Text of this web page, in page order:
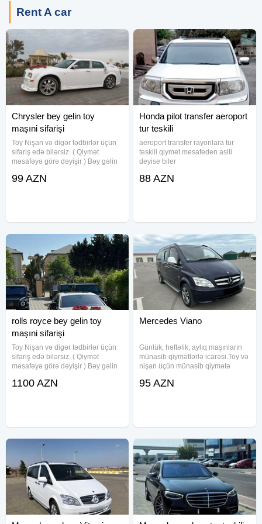
Rent A car
Chrysler bey gelin toy
maşıni sifarişi
Toy Nişan və digər tədbirlər üçün
sifariş edə bilərsiz. ( Qiymət
məsafəyə görə dəyişir ) Bəy gəlin
Körpələrin Doğum Evindən
99 AZN
Honda pilot transfer aeroport
tur teskili
aeroport transfer rayonlara tur
teskili qiymet mesafeden asili
deyise biler
88 AZN
rolls royce bey gelin toy
maşıni sifarişi
Toy Nişan və digər tədbirlər üçün
sifariş edə bilərsiz. ( Qiymət
məsafəyə görə dəyişir ) Bəy gəlin
Körpələrin Doğum Evindən
1100 AZN
Mercedes Viano
Günlük, həftəlik, aylıq maşınların
münasib qiymətlərlə icarəsi.Toy və
nişan üçün münasib qiymətə
karteclərin təşkili Bəzədilmə
95 AZN